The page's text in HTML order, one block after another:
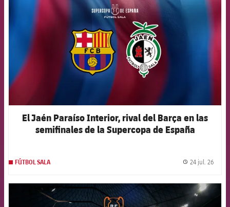
El Jaén Paraíso Interior, rival del Barça en las
semifinales de la Supercopa de España
FÚTBOL SALA 24 jul. 26
FCB Barcelona badge